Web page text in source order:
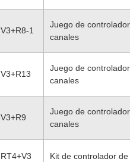
V3+R8-1
Juego de
canales
V3+R13
Juego de
canales
V3+R9
Juego de
canales
RT4+V3 Kit de controlador